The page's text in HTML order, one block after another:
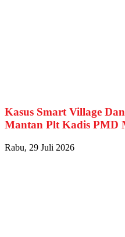
Kasus Smart Village
Mantan Plt Kadis PMD
Rabu, 29 Juli 2026